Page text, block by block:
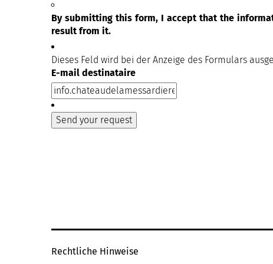
By submitting this form, I accept that the
result from it.
Dieses Feld wird bei der Anzeige des Formulars
E-mail destinataire
Rechtliche Hinweise